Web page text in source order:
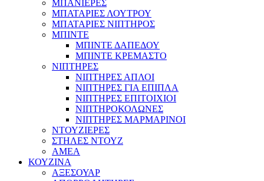
ΜΠΑΝΙΕΡΕΣ
ΜΠΑΤΑΡΙΕΣ ΛΟΥΤΡΟΥ
ΜΠΑΤΑΡΙΕΣ ΝΙΠΤΗΡΟΣ
ΜΠΙΝΤΕ
ΜΠΙΝΤΕ ΔΑΠΕΔΟΥ
ΜΠΙΝΤΕ ΚΡΕΜΑΣΤΟ
ΝΙΠΤΗΡΕΣ
ΝΙΠΤΗΡΕΣ ΑΠΛΟΙ
ΝΙΠΤΗΡΕΣ ΓΙΑ ΕΠΙΠΛΑ
ΝΙΠΤΗΡΕΣ ΕΠΙΤΟΙΧΙΟΙ
ΝΙΠΤΗΡΟΚΟΛΩΝΕΣ
ΝΙΠΤΗΡΕΣ ΜΑΡΜΑΡΙΝΟΙ
ΝΤΟΥΖΙΕΡΕΣ
ΣΤΗΛΕΣ ΝΤΟΥΖ
ΑΜΕΑ
ΚΟΥΖΙΝΑ
ΑΞΕΣΟΥΑΡ